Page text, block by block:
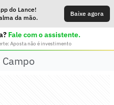
do Lance!
da mão.
Baixe agora
Fale com o assistente.
Aposta não é investimento